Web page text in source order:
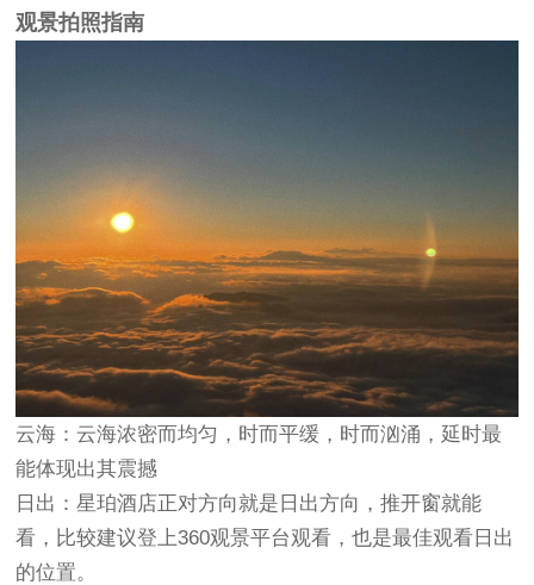
观景拍照指南
云海：云海浓密而均匀，时而平缓，时而汹涌，延时最
能体现出其震撼
日出：星珀酒店正对方向就是日出方向，推开窗就能
看，比较建议登上360观景平台观看，也是最佳观看日出
的位置。